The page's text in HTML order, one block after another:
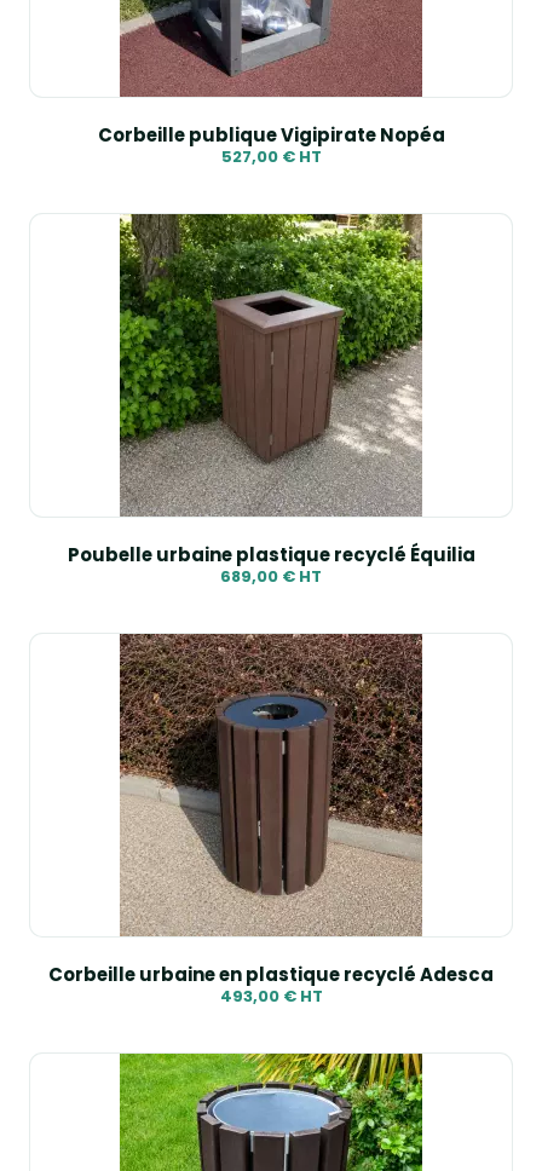
Corbeille publique Vigipirate Nopéa
527,00 € HT
Poubelle urbaine plastique recyclé Équilia
689,00 € HT
Corbeille urbaine en plastique recyclé Adesca
493,00 € HT